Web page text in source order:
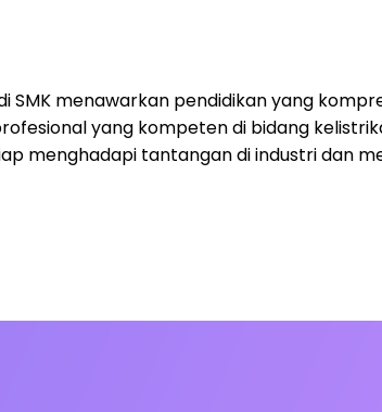
SMK menawarkan pendidikan yang
yang kompeten di bidang
menghadapi tantangan di industri dan